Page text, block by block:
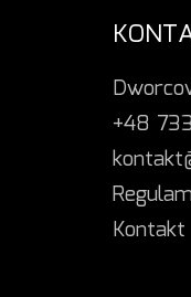
+48
Kontakt